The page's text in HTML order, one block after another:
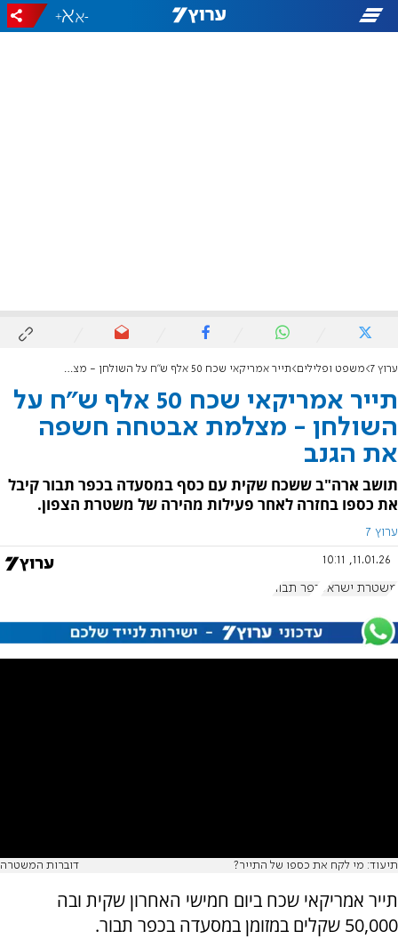
-
+
ערוץ 7 משפט ופלילים תייר אמריקאי שכח 50 אלף ש"ח על השולחן - מצלמת אבטחה חשפה את הגנב
תייר אמריקאי שכח 50 אלף ש"ח על
השולחן - מצלמת אבטחה חשפה
את הגנב
תושב ארה"ב ששכח שקית עם כסף במסעדה בכפר תבור קיבל
את כספו בחזרה לאחר פעילות מהירה של משטרת הצפון.
ערוץ 7
11.01.26, 10:11
משטרת ישראל כפר תבור
תיעוד: מי לקח את כספו של התייר? דוברות המשטרה
תייר אמריקאי שכח ביום חמישי האחרון שקית ובה
50,000 שקלים במזומן במסעדה בכפר תבור.